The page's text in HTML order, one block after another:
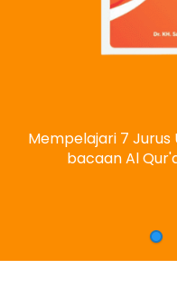
Mempelajari 7
bacaan Al